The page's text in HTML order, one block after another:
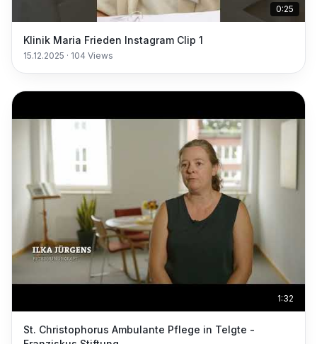
0:25
Klinik Maria Frieden Instagram Clip 1
15.12.2025 · 104 Views
1:32
St. Christophorus Ambulante Pflege in Telgte -